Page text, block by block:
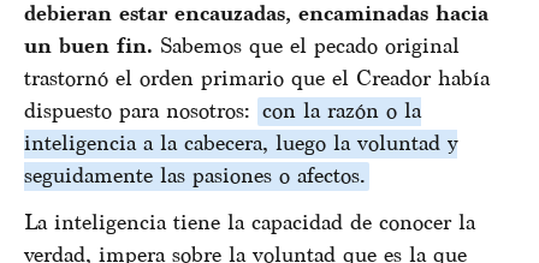
debieran estar encauzadas, encaminadas hacia
un buen fin. Sabemos que el pecado original
trastornó el orden primario que el Creador había
dispuesto para nosotros: con la razón o la
inteligencia a la cabecera, luego la voluntad y
seguidamente las pasiones o afectos.
La inteligencia tiene la capacidad de conocer la
verdad, impera sobre la voluntad que es la que